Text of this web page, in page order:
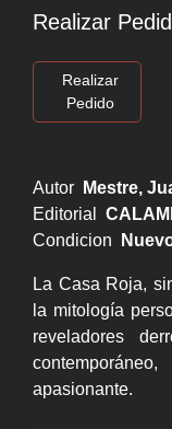
Realizar
Realizar
Pedido
Autor
Mestre,
Editorial
Condicion
La Casa Roja,
la mitología
reveladores
apasionante.